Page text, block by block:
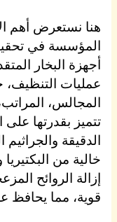
هنا نستعرض أهم
المؤسسة في
أجهزة البخار
عمليات
المجالس،
تتميز بقدرتها على
الدقيقة
خالية من
إزالة الروائح
قوية، مما يحافظ